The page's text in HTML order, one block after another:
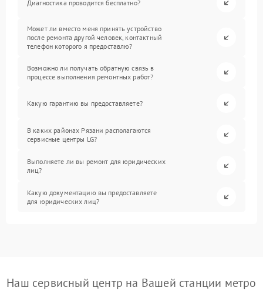
Диагностика проводится бесплатно?
Может ли вместо меня принять устройство
после ремонта другой человек, контактный
телефон которого я предоставлю?
Возможно ли получать обратную связь в
процессе выполнения ремонтных работ?
Какую гарантию вы предоставляете?
В каких районах Рязани располагаются
сервисные центры LG?
Выполняете ли вы ремонт для юридических
лиц?
Какую документацию вы предоставляете
для юридических лиц?
Наш сервисный центр на Вашей станции метро